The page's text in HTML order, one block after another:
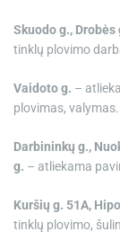
Skuodo g., Drobės
tinklų plovimo
Vaidoto g. –
plovimas, valymas.
Darbininkų g.,
g. – atliekama
Kuršių g. 51A,
tinklų plovimo,